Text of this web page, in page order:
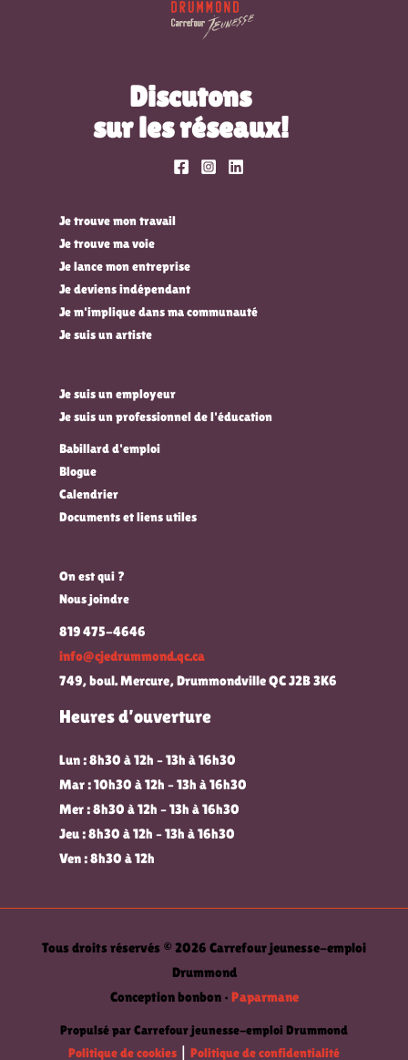
Discutons
sur les réseaux!
Je trouve mon travail
Je trouve ma voie
Je lance mon entreprise
Je deviens indépendant
Je m'implique dans ma communauté
Je suis un artiste
Je suis un employeur
Je suis un professionnel de l'éducation
Babillard d'emploi
Blogue
Calendrier
Documents et liens utiles
On est qui ?
Nous joindre
819 475-4646
info@cjedrummond.qc.ca
749, boul. Mercure, Drummondville QC J2B 3K6
Heures d’ouverture
Lun : 8h30 à 12h – 13h à 16h30
Mar : 10h30 à 12h – 13h à 16h30
Mer : 8h30 à 12h – 13h à 16h30
Jeu : 8h30 à 12h – 13h à 16h30
Ven : 8h30 à 12h
Tous droits réservés © 2026 Carrefour jeunesse-emploi
Drummond
Conception bonbon • Paparmane
Propulsé par Carrefour jeunesse-emploi Drummond
Politique de cookies
Politique de confidentialité